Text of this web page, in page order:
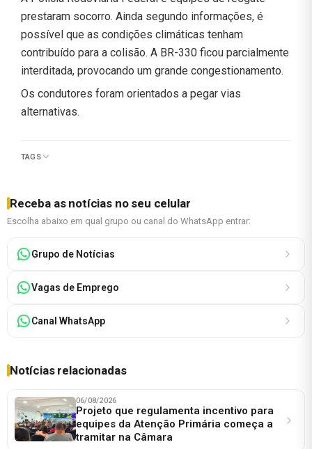
prestaram socorro. Ainda segundo informações, é
possível que as condições climáticas tenham
contribuído para a colisão. A BR-330 ficou parcialmente
interditada, provocando um grande congestionamento.
Os condutores foram orientados a pegar vias
alternativas.
TAGS
Receba as notícias no seu celular
Escolha abaixo em qual grupo ou canal do WhatsApp entrar:
Grupo de Notícias
Vagas de Emprego
Canal WhatsApp
Notícias relacionadas
06/08/2026
Projeto que regulamenta incentivo para
equipes da Atenção Primária começa a
tramitar na Câmara